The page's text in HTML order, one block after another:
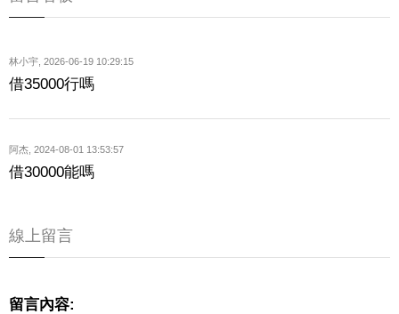
林小宇 2026-06-19 10:29:15
借35000行嗎
阿杰 2024-08-01 13:53:57
借30000能嗎
線上留言
留言內容: